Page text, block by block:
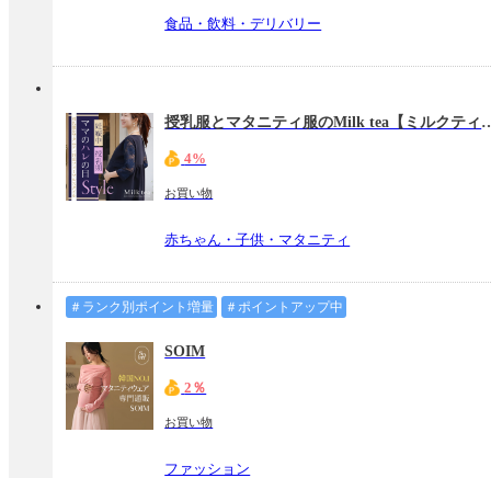
食品・飲料・デリバリー
授乳服とマタニティ
4%
お買い物
赤ちゃん・子供・マタニティ
＃ランク別ポイント増量 ＃ポイントアップ中
SOIM
2％
お買い物
ファッション